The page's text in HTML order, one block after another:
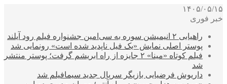
۱۴۰۵/۰۵/۱۵
خبر فوری
راهیابی ۲ انیمیشن سوره به سی‌امین جشنواره فیلم رود آیلند
پوستر اصلی نمایش «یک فیل ناپدید شده است» رونمایی شد
فیلم کوتاه «مینا» ۲ جایزه از راه ابریشم گرفت؛ پوستر منتشر
شد
داریوش فرضیایی بازیگر سریال جدید سیمافیلم شد